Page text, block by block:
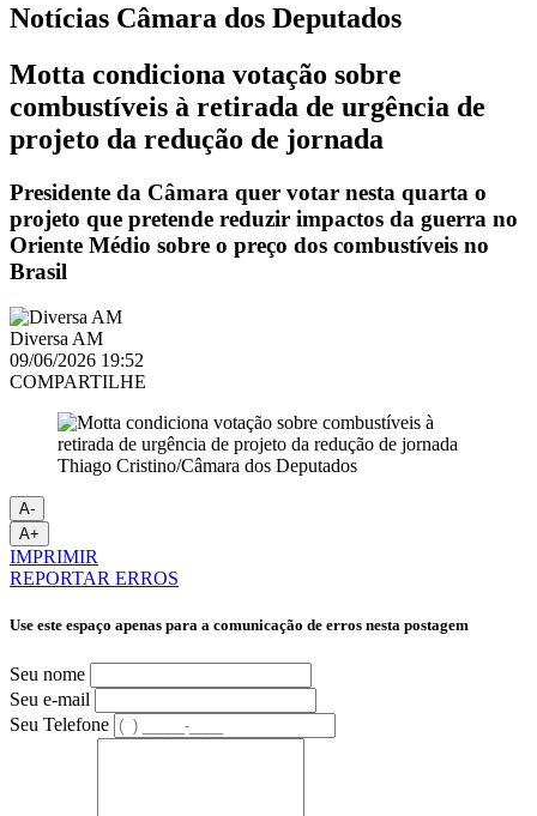
Notícias Câmara dos Deputados
Motta condiciona votação sobre
combustíveis à retirada de urgência de
projeto da redução de jornada
Presidente da Câmara quer votar nesta quarta o
projeto que pretende reduzir impactos da guerra no
Oriente Médio sobre o preço dos combustíveis no
Brasil
Diversa AM
09/06/2026 19:52
COMPARTILHE
Thiago Cristino/Câmara dos Deputados
A-
A+
IMPRIMIR
REPORTAR ERROS
Use este espaço apenas para a comunicação de erros nesta postagem
Seu nome
Seu e-mail
Seu Telefone